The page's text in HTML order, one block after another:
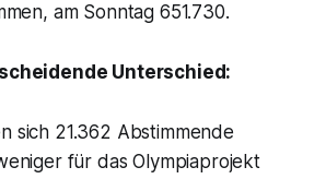
am Sonntag 651.730.
Unterschied:
sich 21.362 Abstimmende
für das Olympiaprojekt